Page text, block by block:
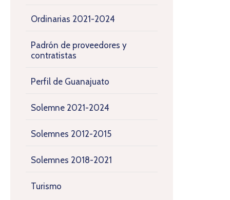
Ordinarias 2021-2024
Padrón de proveedores y
contratistas
Perfil de Guanajuato
Solemne 2021-2024
Solemnes 2012-2015
Solemnes 2018-2021
Turismo